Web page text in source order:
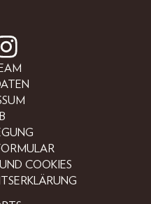
COOKIES